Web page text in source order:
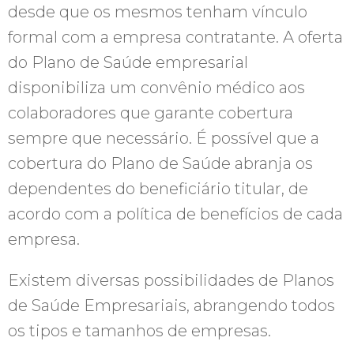
desde que os mesmos tenham vínculo
formal com a empresa contratante. A oferta
do Plano de Saúde empresarial
disponibiliza um convênio médico aos
colaboradores que garante cobertura
sempre que necessário. É possível que a
cobertura do Plano de Saúde abranja os
dependentes do beneficiário titular, de
acordo com a política de benefícios de cada
empresa.
Existem diversas possibilidades de Planos
de Saúde Empresariais, abrangendo todos
os tipos e tamanhos de empresas.